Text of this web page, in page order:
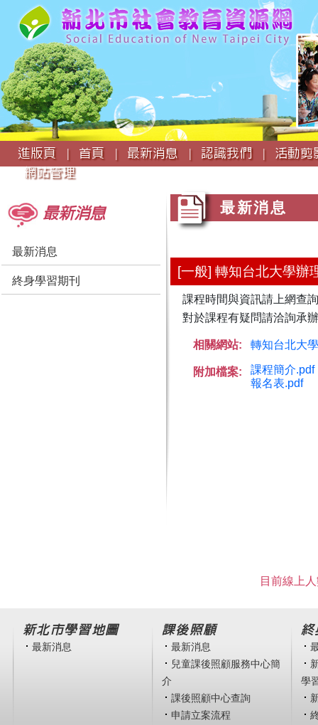
:::
進版頁 |
首頁 | 最新消息 | 認識我們 |
活動
網站管理
最新消息
最新消息
終身學習期刊
最新消息
[一般] 轉知台北大學辦
課程時間與資訊請上網查
對於課程有疑問請洽詢承
相關網站: 轉知台北大
附加檔案:
課程簡介.pdf
報名表.pdf
目前線上
新北市學習地圖
最新消息
課後照顧
最新消息
兒童課後照顧服務中心簡
介
課後照顧中心查詢
申請立案流程
終
學